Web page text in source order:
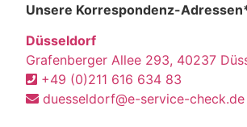
Unsere Korrespondenz-
Düsseldorf
Grafenberger Allee 293, 40237
+49 (0)211 616 634 83
duesseldorf@e-service-check.de